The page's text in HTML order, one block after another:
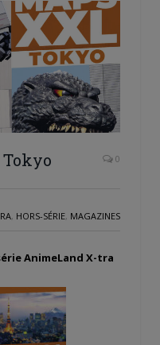
0
, HORS-SÉRIE, MAGAZINES
AnimeLand X-tra